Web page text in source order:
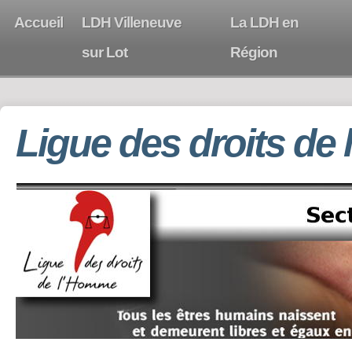
Accueil
LDH Villeneuve
sur Lot
La LDH en
Région
Ligue des droits de